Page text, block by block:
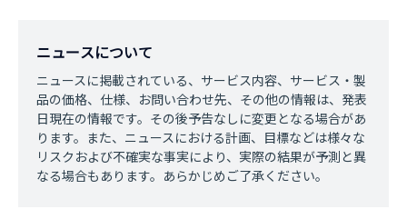
ニュースについて
ニュースに掲載されている、サービス内容、サービス・製
品の価格、仕様、お問い合わせ先、その他の情報は、発表
日現在の情報です。その後予告なしに変更となる場合があ
ります。また、ニュースにおける計画、目標などは様々な
リスクおよび不確実な事実により、実際の結果が予測と異
なる場合もあります。あらかじめご了承ください。